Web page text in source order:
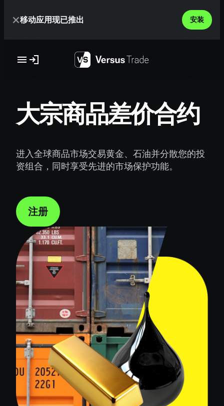
移动应用现已推出 安装
大宗商品差价合约
进入全球商品市场交易黄金、石油并分散您的投
资组合，同时享受先进的市场保护功能。
注册